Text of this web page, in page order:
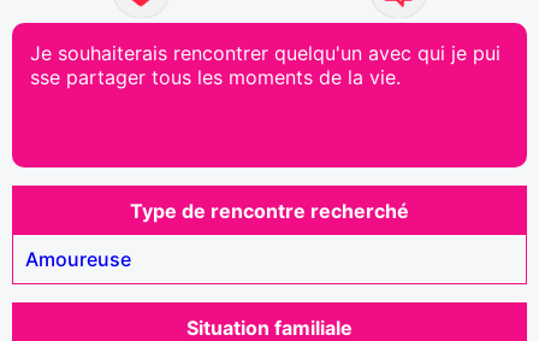
Je souhaiterais rencontrer quelqu'un avec qui je pui
sse partager tous les moments de la vie.
Type de rencontre recherché
Amoureuse
Situation familiale